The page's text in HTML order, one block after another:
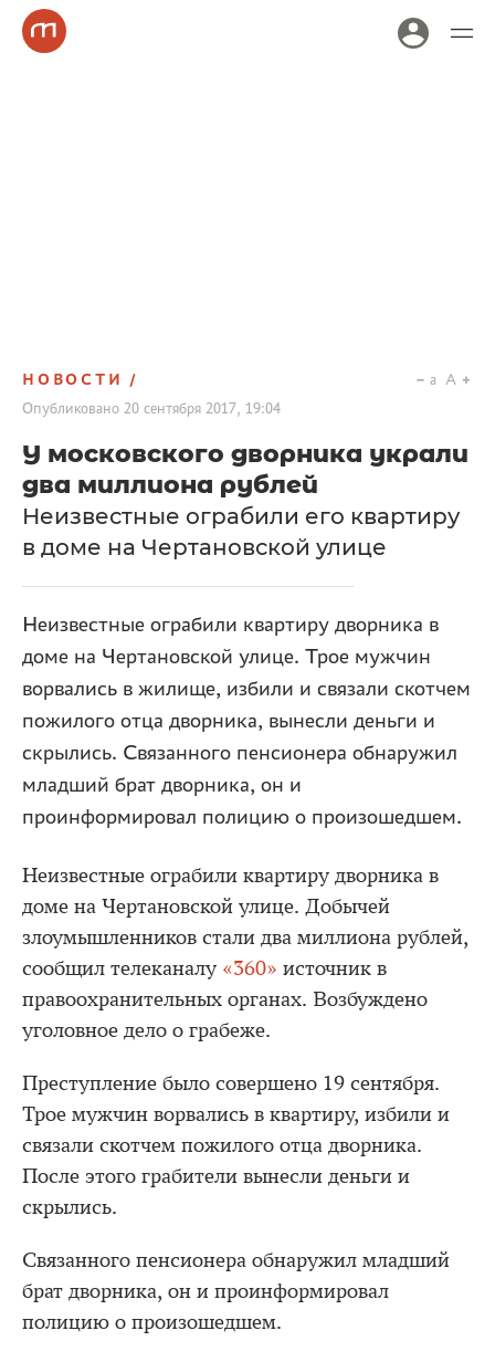
НОВОСТИ
Опубликовано 20 сентября 2017, 19:04
a A
У московского дворника украли
два миллиона рублей
Неизвестные ограбили его квартиру
в доме на Чертановской улице
Неизвестные ограбили квартиру дворника в
доме на Чертановской улице. Трое мужчин
ворвались в жилище, избили и связали скотчем
пожилого отца дворника, вынесли деньги и
скрылись. Связанного пенсионера обнаружил
младший брат дворника, он и
проинформировал полицию о произошедшем.
Неизвестные ограбили квартиру дворника в
доме на Чертановской улице. Добычей
злоумышленников стали два миллиона рублей,
сообщил телеканалу «360» источник в
правоохранительных органах. Возбуждено
уголовное дело о грабеже.
Преступление было совершено 19 сентября.
Трое мужчин ворвались в квартиру, избили и
связали скотчем пожилого отца дворника.
После этого грабители вынесли деньги и
скрылись.
Связанного пенсионера обнаружил младший
брат дворника, он и проинформировал
полицию о произошедшем.